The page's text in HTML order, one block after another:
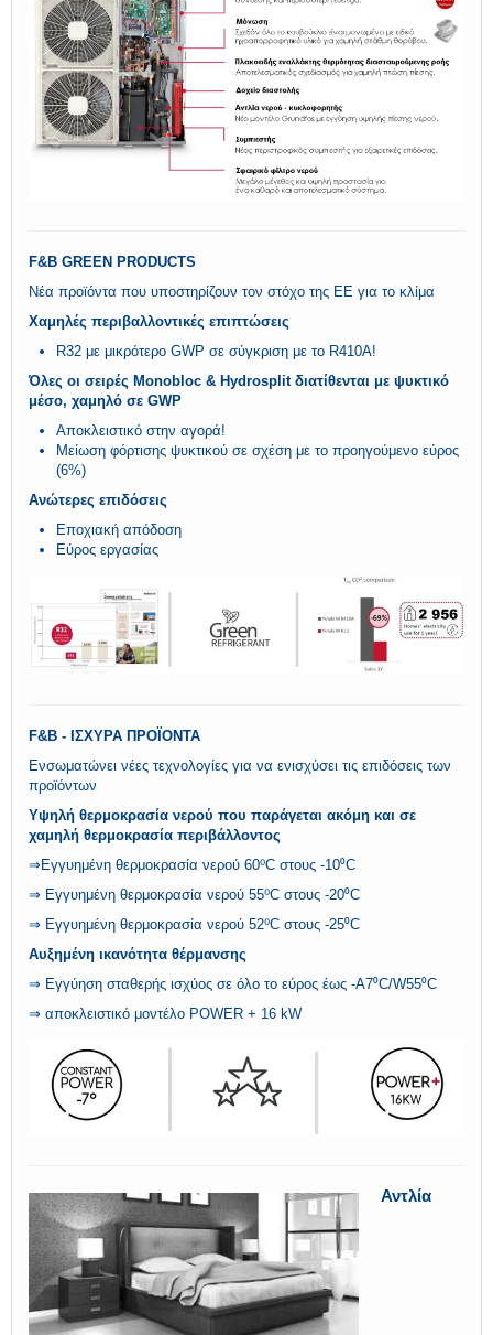
F&B GREEN PRODUCTS
Νέα προϊόντα που υποστηρίζουν τον στόχο της ΕΕ για το κλίμα
Χαμηλές περιβαλλοντικές επιπτώσεις
R32 με μικρότερο GWP σε σύγκριση με το R410A!
Όλες οι σειρές Monobloc & Hydrosplit διατίθενται με ψυκτικό
μέσο, χαμηλό σε GWP
Αποκλειστικό στην αγορά!
Μείωση φόρτισης ψυκτικού σε σχέση με το προηγούμενο εύρος
(6%)
Ανώτερες επιδόσεις
Εποχιακή απόδοση
Εύρος εργασίας
F&B - ΙΣΧΥΡΑ ΠΡΟΪΟΝΤΑ
Ενσωματώνει νέες τεχνολογίες για να ενισχύσει τις επιδόσεις των
προϊόντων
Υψηλή θερμοκρασία νερού που παράγεται ακόμη και σε
χαμηλή θερμοκρασία περιβάλλοντος
⇒Εγγυημένη θερμοκρασία νερού 60⁰C στους -10⁰C
⇒ Εγγυημένη θερμοκρασία νερού 55⁰C στους -20⁰C
⇒ Εγγυημένη θερμοκρασία νερού 52⁰C στους -25⁰C
Αυξημένη ικανότητα θέρμανσης
⇒ Εγγύηση σταθερής ισχύος σε όλο το εύρος έως -A7⁰C/W55⁰C
⇒ αποκλειστικό μοντέλο POWER + 16 kW
Αντλία